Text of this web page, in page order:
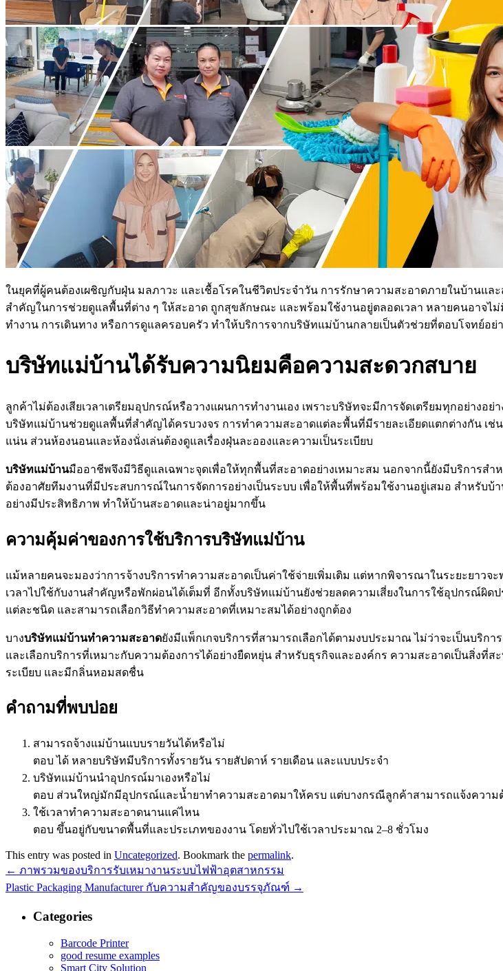
ในยุคที่ผู้คนต้องเผชิญกับฝุ่น มลภาวะ และเชื้อโรคในชีวิตประจำวัน การรักษาความสะอาดภายในบ้านแล
สำคัญในการช่วยดูแลพื้นที่ต่าง ๆ ให้สะอาด ถูกสุขลักษณะ และพร้อมใช้งานอยู่ตลอดเวลา หลายคนอาจไม่
ทำงาน การเดินทาง หรือการดูแลครอบครัว ทำให้บริการจากบริษัทแม่บ้านกลายเป็นตัวช่วยที่ตอบโจทย์อย่
บริษัทแม่บ้านได้รับความนิยมคือความสะดวกสบาย
ลูกค้าไม่ต้องเสียเวลาเตรียมอุปกรณ์หรือวางแผนการทำงานเอง เพราะบริษัทจะมีการจัดเตรียมทุกอย่า
บริษัทแม่บ้านช่วยดูแลพื้นที่สำคัญได้ครบวงจร การทำความสะอาดแต่ละพื้นที่มีรายละเอียดแตกต่างกัน เช่
แน่น ส่วนห้องนอนและห้องนั่งเล่นต้องดูแลเรื่องฝุ่นละอองและความเป็นระเบียบ
บริษัทแม่บ้านมืออาชีพจึงมีวิธีดูแลเฉพาะจุดเพื่อให้ทุกพื้นที่สะอาดอย่างเหมาะสม นอกจากนี้ยังมีบริการส
ต้องอาศัยทีมงานที่มีประสบการณ์ในการจัดการอย่างเป็นระบบ เพื่อให้พื้นที่พร้อมใช้งานอยู่เสมอ สำหรับ
อย่างมีประสิทธิภาพ ทำให้บ้านสะอาดและน่าอยู่มากขึ้น
ความคุ้มค่าของการใช้บริการบริษัทแม่บ้าน
แม้หลายคนจะมองว่าการจ้างบริการทำความสะอาดเป็นค่าใช้จ่ายเพิ่มเติม แต่หากพิจารณาในระยะยาว
เวลาไปใช้กับงานสำคัญหรือพักผ่อนได้เต็มที่ อีกทั้งบริษัทแม่บ้านยังช่วยลดความเสี่ยงในการใช้อุปกรณ์ผิ
แต่ละชนิด และสามารถเลือกวิธีทำความสะอาดที่เหมาะสมได้อย่างถูกต้อง
บางบริษัทแม่บ้านทำความสะอาดยังมีแพ็กเกจบริการที่สามารถเลือกได้ตามงบประมาณ ไม่ว่าจะเป็นบริก
และเลือกบริการที่เหมาะกับความต้องการได้อย่างยืดหยุ่น สำหรับธุรกิจและองค์กร ความสะอาดเป็นสิ่ง
ระเบียบ และมีกลิ่นหอมสดชื่น
คำถามที่พบบ่อย
สามารถจ้างแม่บ้านแบบรายวันได้หรือไม่
ตอบ ได้ หลายบริษัทมีบริการทั้งรายวัน รายสัปดาห์ รายเดือน และแบบประจำ
บริษัทแม่บ้านนำอุปกรณ์มาเองหรือไม่
ตอบ ส่วนใหญ่มักมีอุปกรณ์และน้ำยาทำความสะอาดมาให้ครบ แต่บางกรณีลูกค้าสามารถแจ้งความต้
ใช้เวลาทำความสะอาดนานแค่ไหน
ตอบ ขึ้นอยู่กับขนาดพื้นที่และประเภทของงาน โดยทั่วไปใช้เวลาประมาณ 2–8 ชั่วโมง
This entry was posted in Uncategorized. Bookmark the permalink.
← ภาพรวมของบริการรับเหมางานระบบไฟฟ้าอุตสาหกรรม
Plastic Packaging Manufacturer กับความสำคัญของบรรจุภัณฑ์ →
Categories
Barcode Printer
good resume examples
Smart City Solution